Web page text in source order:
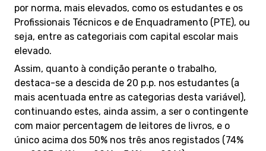
por norma, mais elevados, como os estudantes e os
Profissionais Técnicos e de Enquadramento (PTE), ou
seja, entre as categoriais com capital escolar mais
elevado.
Assim, quanto à condição perante o trabalho,
destaca-se a descida de 20 p.p. nos estudantes (a
mais acentuada entre as categorias desta variável),
continuando estes, ainda assim, a ser o contingente
com maior percentagem de leitores de livros, e o
único acima dos 50% nos três anos registados (74%